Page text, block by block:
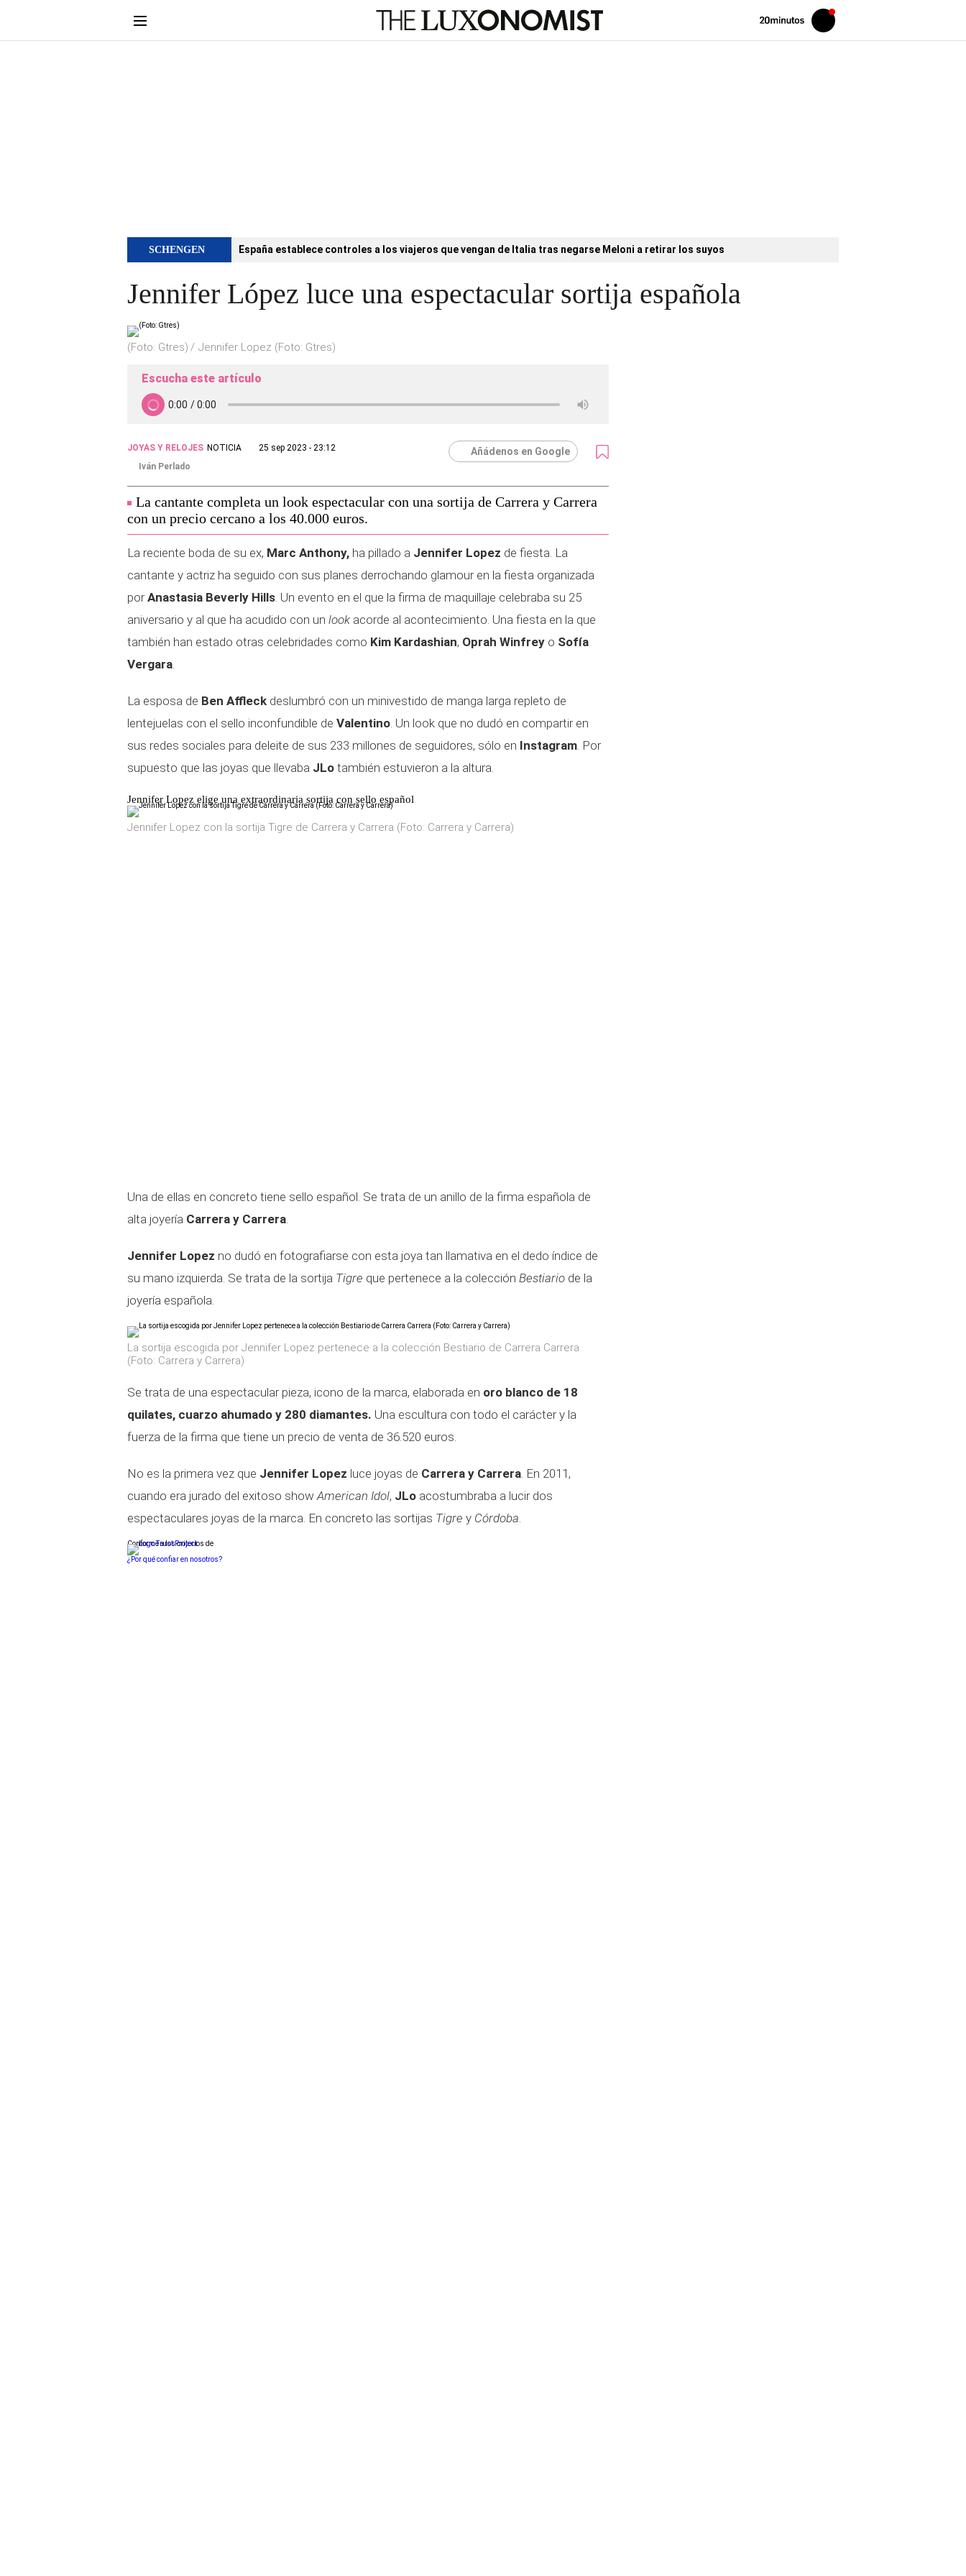
Volver
Iniciar
sesión
SCHENGEN España establece controles a los viajeros que vengan de Italia tras negarse Meloni a retirar los suyos
Jennifer López luce una espectacular sortija española
(Foto: Gtres) Jennifer Lopez (Foto: Gtres)
Escucha este artículo
JOYAS Y RELOJES NOTICIA
25 sep 2023 - 23:12
Iván Perlado
Añádenos en Google
La cantante completa un look espectacular con una sortija de Carrera y Carrera
con un precio cercano a los 40.000 euros.
La reciente boda de su ex, Marc Anthony, ha pillado a Jennifer Lopez de fiesta. La
cantante y actriz ha seguido con sus planes derrochando glamour en la fiesta organizada
porAnastasia Beverly Hills. Un evento en el que la firma de maquillaje celebraba su 25
aniversario y al que ha acudido con un look acorde al acontecimiento. Una fiesta en la que
también han estado otras celebridades como Kim Kardashian, Oprah Winfrey o Sofía
Vergara.
La esposa de Ben Affleck deslumbró con un minivestido de manga larga repleto de
lentejuelas con el sello inconfundible de Valentino. Un look que no dudó en compartir en
sus redes sociales para deleite de sus 233 millones de seguidores, sólo en Instagram. Por
supuesto que las joyas que llevaba JLo también estuvieron a la altura.
Jennifer Lopez elige una extraordinaria sortija con sello español
Jennifer Lopez con la sortija Tigre de Carrera y Carrera (Foto: Carrera y Carrera)
Una de ellas en concreto tiene sello español. Se trata de un anillo de la firma española de
alta joyería Carrera y Carrera.
Jennifer Lopez no dudó en fotografiarse con esta joya tan llamativa en el dedo índice de
su mano izquierda. Se trata de la sortija Tigre que pertenece a la colección Bestiario de la
joyería española.
La sortija escogida por Jennifer Lopez pertenece a la colección Bestiario de Carrera Carrera
(Foto: Carrera y Carrera)
Se trata de una espectacular pieza, icono de la marca, elaborada en oro blanco de 18
quilates, cuarzo ahumado y 280 diamantes. Una escultura con todo el carácter y la
fuerza de la firma que tiene un precio de venta de 36.520 euros.
No es la primera vez que Jennifer Lopez luce joyas de Carrera y Carrera. En 2011,
cuando era jurado del exitoso showAmerican Idol, JLo acostumbraba a lucir dos
espectaculares joyas de la marca. En concreto las sortijas Tigre y Córdoba.
Conforme a los criterios de
¿Por qué confiar en nosotros?